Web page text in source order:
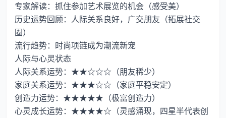
专家解读：抓住参加艺术展览的机会（感受美）
历史运势回顾：人际关系良好，广交朋友（拓展社交
圈）
流行趋势：时尚项链成为潮流新宠
人际与心灵状态
人际关系运势：★★☆☆☆（朋友稀少）
家庭关系运势：★★★☆☆（家庭平稳安定）
创造力运势：★★★★★（极富创造力）
心灵成长运势：★★★★☆（灵感涌现，四星半代表创